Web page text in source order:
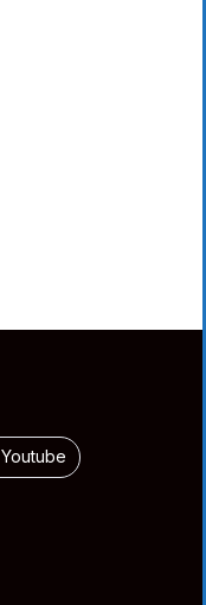
Youtube